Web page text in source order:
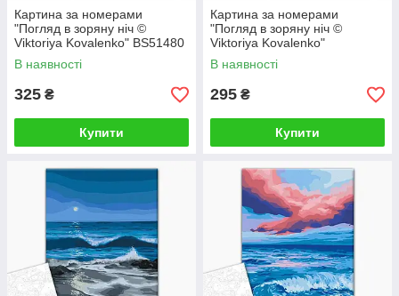
Картина за номерами
"Погляд в зоряну ніч ©
Viktoriya Kovalenko" BS51480
40×50 см
В наявності
325 ₴
Купити
Картина за номерами
"Погляд в зоряну ніч ©
Viktoriya Kovalenko"
RBS51480 30×40 см
В наявності
295 ₴
Купити